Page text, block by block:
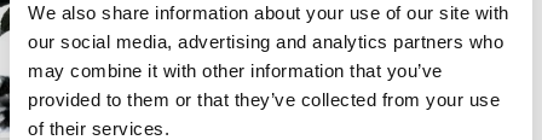
We also share information about your use of our site with
our social media, advertising and analytics partners who
may combine it with other information that you’ve
provided to them or that they’ve collected from your use
of their services.